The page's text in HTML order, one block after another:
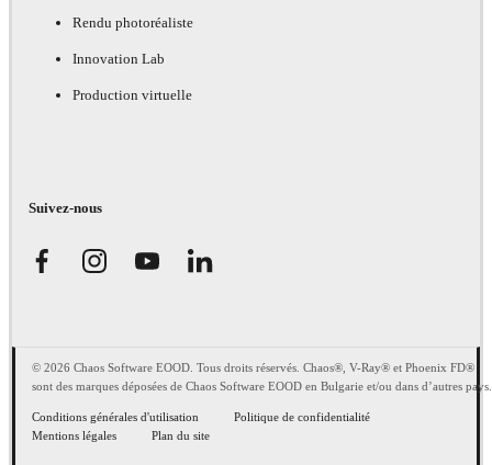
Rendu photoréaliste
Innovation Lab
Production virtuelle
Suivez-nous
© 2026 Chaos Software EOOD. Tous droits réservés. Chaos®, V-Ray® et Phoenix FD®
sont des marques déposées de Chaos Software EOOD en Bulgarie et/ou dans d’autres pays.
Conditions générales d'utilisation
Politique de confidentialité
Mentions légales
Plan du site